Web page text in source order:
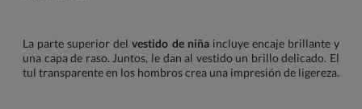
La parte superior delvestido de niñaincluye encaje brillante y
una capa de raso. Juntos, le dan al vestido un brillo delicado. El
tul transparente en los hombros crea una impresión de ligereza.